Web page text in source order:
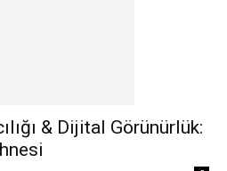
& Dijital Görünürlük: